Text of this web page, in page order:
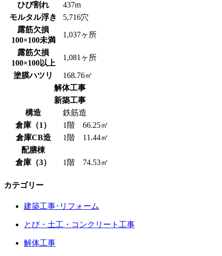
ひび割れ
437m
モルタル浮き
5,716穴
露筋欠損
100×100未満
1,037ヶ所
露筋欠損
100×100以上
1,081ヶ所
塗膜ハツリ
168.76㎡
解体工事
新築工事
構造
鉄筋造
倉庫（1）
1階 66.25㎡
倉庫CB造
1階 11.44㎡
配膳棟
倉庫（3）
1階 74.53㎡
カテゴリー
建築工事･リフォーム
とび・土工・コンクリート工事
解体工事